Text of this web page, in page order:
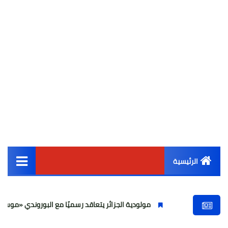
الرئيسية
أخبار مصر
مولودية الجزائر يتعاقد رسميًا مع البوروندي «موسي ندووموي»